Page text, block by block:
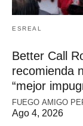
ESREAL
Better Call
recomienda
“mejor
FUEGO AMIGO
Ago 4, 2026